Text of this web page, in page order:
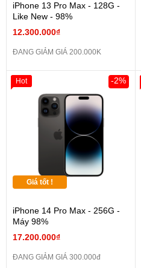
iPhone 13 Pro Max - 128G -
Like New - 98%
12.300.000₫
ĐANG GIẢM GIÁ 200.000K
Giá tốt !
iPhone 14 Pro Max - 256G -
Máy 98%
17.200.000₫
-2%
ĐANG GIẢM GIÁ 300.000đ
Hot